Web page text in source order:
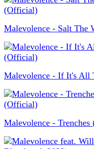
Malevolence - Salt The
Malevolence - If It's All
Malevolence -